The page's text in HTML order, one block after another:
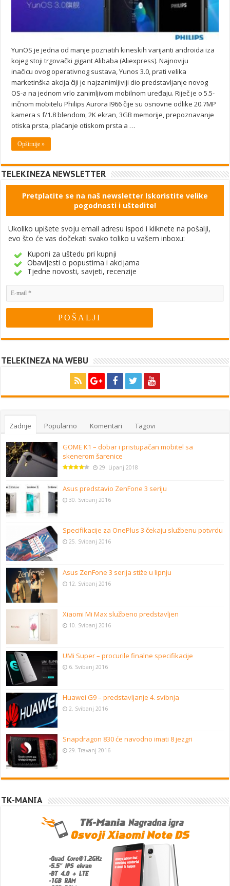
YunOS je jedna od manje poznatih kineskih varijanti androida iza
kojeg stoji trgovački gigant Alibaba (Aliexpress). Najnoviju
inačicu ovog operativnog sustava, Yunos 3.0, prati velika
marketinška akcija čiji je najzanimljiviji dio predstavljanje novog
OS-a na jednom vrlo zanimljivom mobilnom uređaju. Riječ je o 5.5-
inčnom mobitelu Philips Aurora I966 čije su osnovne odlike 20.7MP
kamera s f/1.8 blendom, 2K ekran, 3GB memorije, prepoznavanje
otiska prsta, plaćanje otiskom prsta a …
Opširnije »
TELEKINEZA NEWSLETTER
Pretplatite se na naš newsletter Iskoristite velike
pogodnosti i uštedite!
Ukoliko upišete svoju email adresu ispod i kliknete na pošalji,
evo što će vas dočekati svako toliko u vašem inboxu:
Kuponi za uštedu pri kupnji
Obavijesti o popustima i akcijama
Tjedne novosti, savjeti, recenzije
TELEKINEZA NA WEBU
Zadnje Popularno Komentari Tagovi
GOME K1 – dobar i pristupačan mobitel sa
skenerom šarenice
29. Lipanj 2018
Asus predstavio ZenFone 3 seriju
30. Svibanj 2016
Specifikacije za OnePlus 3 čekaju službenu potvrdu
25. Svibanj 2016
Asus ZenFone 3 serija stiže u lipnju
12. Svibanj 2016
Xiaomi Mi Max službeno predstavljen
10. Svibanj 2016
UMi Super – procurile finalne specifikacije
6. Svibanj 2016
Huawei G9 – predstavljanje 4. svibnja
2. Svibanj 2016
Snapdragon 830 će navodno imati 8 jezgri
29. Travanj 2016
TK-MANIA